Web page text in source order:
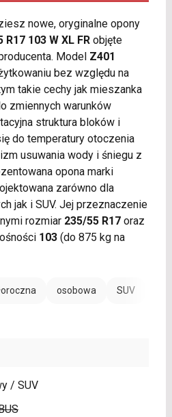
nowe, oryginalne opony
103 W XL FRobjęte
Model Z401
bez względu na
takie cechy jak mieszanka
zmiennych warunków
struktura bloków i
do temperatury otoczenia
usuwania wody i śniegu z
opona marki
zarówno dla
jak i SUV. Jej przeznaczenie
rozmiar 235/55 R17oraz
103(do 875 kg na
osobowa SUV
/ SUV